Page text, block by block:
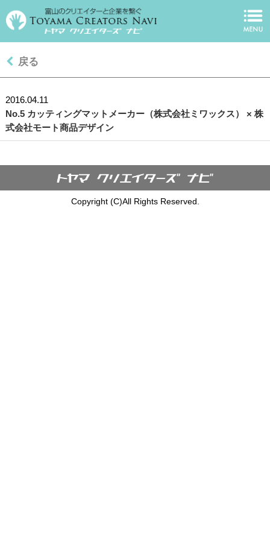
戻る
2016.04.11
No.5 カッティングマットメーカー（株式会社ミワックス） × 株
式会社モート商品デザイン
Copyright (C)All Rights Reserved.